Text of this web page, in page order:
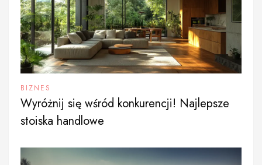
BIZNES
Wyróżnij się wśród konkurencji! Najlepsze
stoiska handlowe